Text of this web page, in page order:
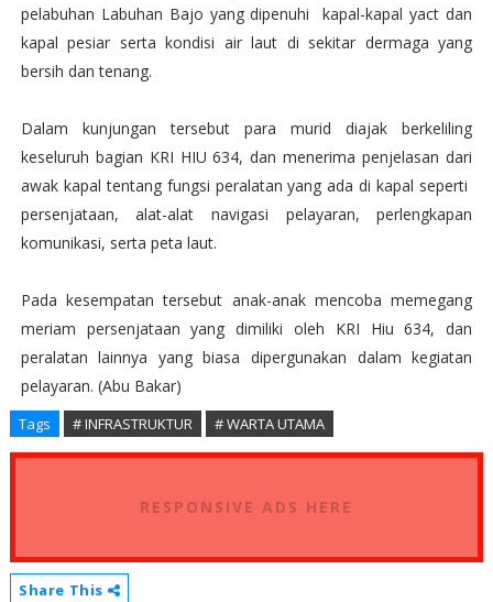
pelabuhan Labuhan Bajo yang dipenuhi kapal-kapal yact dan
kapal pesiar serta kondisi air laut di sekitar dermaga yang
bersih dan tenang.
Dalam kunjungan tersebut para murid diajak berkeliling
keseluruh bagian KRI HIU 634, dan menerima penjelasan dari
awak kapal tentang fungsi peralatan yang ada di kapal seperti
persenjataan, alat-alat navigasi pelayaran, perlengkapan
komunikasi, serta peta laut.
Pada kesempatan tersebut anak-anak mencoba memegang
meriam persenjataan yang dimiliki oleh KRI Hiu 634, dan
peralatan lainnya yang biasa dipergunakan dalam kegiatan
pelayaran. (Abu Bakar)
Tags # INFRASTRUKTUR # WARTA UTAMA
RESPONSIVE ADS HERE
Share This